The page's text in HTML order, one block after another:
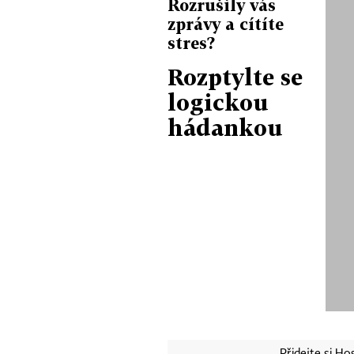
Rozrušily vás
zprávy a cítíte
stres?
Rozptylte se
logickou
hádankou